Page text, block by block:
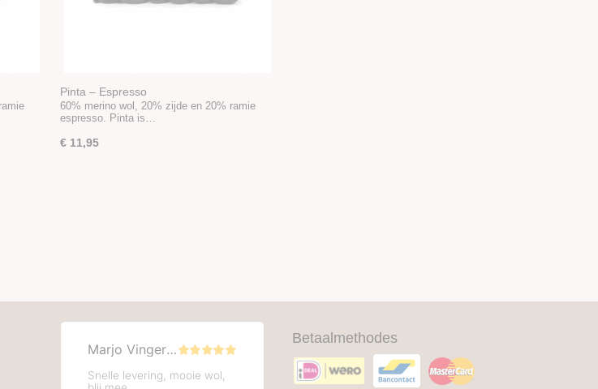
Pinta – Espresso
60% merino wol, 20% zijde en 20% ramie
espresso. Pinta is…
€ 11,95
Betaalmethodes